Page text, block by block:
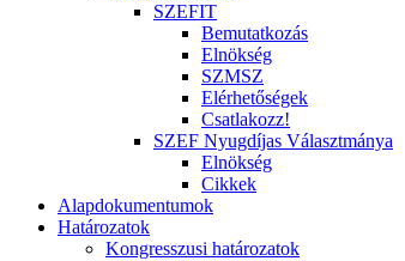
SZEFIT
Bemutatkozás
Elnökség
SZMSZ
Elérhetőségek
Csatlakozz!
SZEF Nyugdíjas Választmánya
Elnökség
Cikkek
Alapdokumentumok
Határozatok
Kongresszusi határozatok